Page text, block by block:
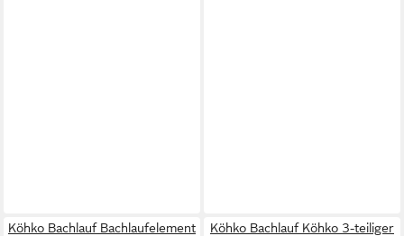
Köhko Bachlauf Bachlaufelement
Köhko Bachlauf Köhko 3-teiliger